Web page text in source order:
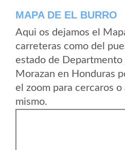
MAPA DE EL BURRO
Aqui os dejamos el
carreteras como del
estado de Departmento
Morazan en Honduras
el zoom para cercaros o
mismo.